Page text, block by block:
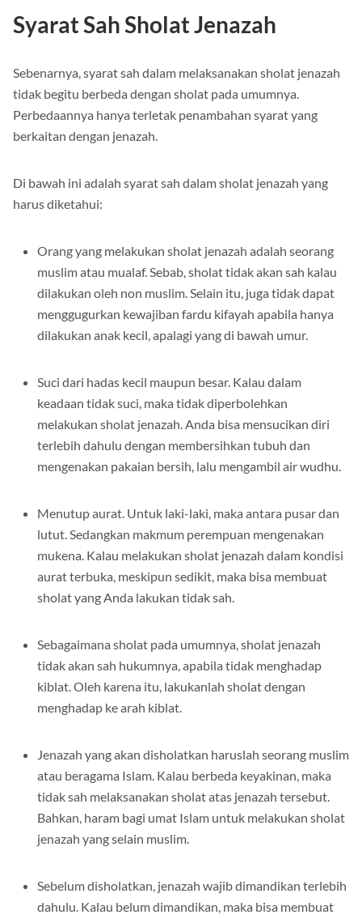
Syarat Sah Sholat Jenazah
Sebenarnya, syarat sah dalam melaksanakan sholat jenazah
tidak begitu berbeda dengan sholat pada umumnya.
Perbedaannya hanya terletak penambahan syarat yang
berkaitan dengan jenazah.
Di bawah ini adalah syarat sah dalam sholat jenazah yang
harus diketahui:
Orang yang melakukan sholat jenazah adalah seorang
muslim atau mualaf. Sebab, sholat tidak akan sah kalau
dilakukan oleh non muslim. Selain itu, juga tidak dapat
menggugurkan kewajiban fardu kifayah apabila hanya
dilakukan anak kecil, apalagi yang di bawah umur.
Suci dari hadas kecil maupun besar. Kalau dalam
keadaan tidak suci, maka tidak diperbolehkan
melakukan sholat jenazah. Anda bisa mensucikan diri
terlebih dahulu dengan membersihkan tubuh dan
mengenakan pakaian bersih, lalu mengambil air wudhu.
Menutup aurat. Untuk laki-laki, maka antara pusar dan
lutut. Sedangkan makmum perempuan mengenakan
mukena. Kalau melakukan sholat jenazah dalam kondisi
aurat terbuka, meskipun sedikit, maka bisa membuat
sholat yang Anda lakukan tidak sah.
Sebagaimana sholat pada umumnya, sholat jenazah
tidak akan sah hukumnya, apabila tidak menghadap
kiblat. Oleh karena itu, lakukanlah sholat dengan
menghadap ke arah kiblat.
Jenazah yang akan disholatkan haruslah seorang muslim
atau beragama Islam. Kalau berbeda keyakinan, maka
tidak sah melaksanakan sholat atas jenazah tersebut.
Bahkan, haram bagi umat Islam untuk melakukan sholat
jenazah yang selain muslim.
Sebelum disholatkan, jenazah wajib dimandikan terlebih
dahulu. Kalau belum dimandikan, maka bisa membuat